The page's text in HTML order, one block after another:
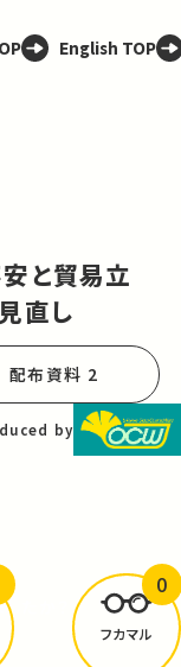
English TOP
と貿易立
直し
配布資料 2
by
たか？
フカマル
0